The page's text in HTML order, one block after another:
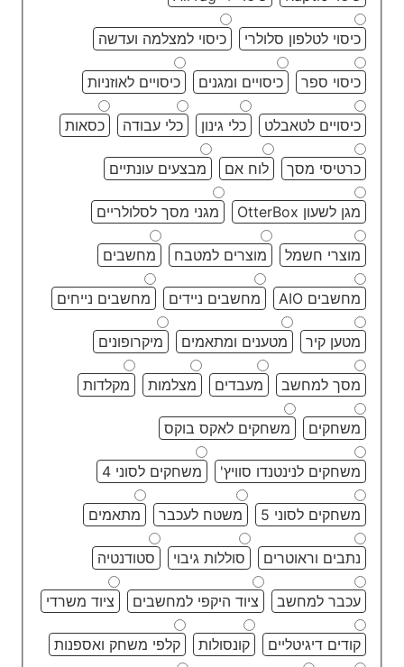
כיסוי לטלפון סלולרי כיסוי למצלמה ועדשה
כיסוי ספר כיסויים ומגנים כיסויים לאוזניות
כיסויים לטאבלט כלי גינון כלי עבודה כסאות
כרטיסי מסך לוח אם מבצעים עונתיים
מגן לשעון OtterBox מגני מסך לסלולריים
מוצרי חשמל מוצרים למטבח מחשבים
מחשבים AIO מחשבים ניידים מחשבים נייחים
מטען קיר מטענים ומתאמים מיקרופונים
מסך למחשב מעבדים מצלמות מקלדות
משחקים משחקים לאקס בוקס
משחקים לנינטנדו סוויץ' משחקים לסוני 4
משחקים לסוני 5 משטח לעכבר מתאמים
נתבים וראוטרים סוללות גיבוי סטודנטיה
עכבר למחשב ציוד היקפי למחשבים ציוד משרדי
קודים דיגיטליים קונסולות קלפי משחק ואספנות